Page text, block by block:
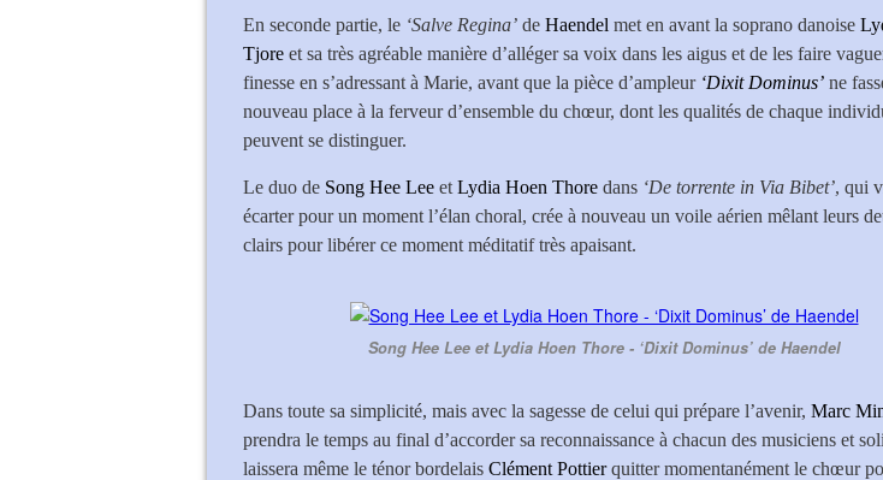
En seconde partie, le ‘Salve Regina’ de Haendel met en avant la soprano danoise
Tjore et sa très agréable manière d’alléger sa voix dans les aigus et de les faire
finesse en s’adressant à Marie, avant que la pièce d’ampleur ‘Dixit Dominus’ ne
nouveau place à la ferveur d’ensemble du chœur, dont les qualités de chaque
peuvent se distinguer.
Le duo de Song Hee Lee et Lydia Hoen Thore dans ‘De torrente in Via Bibet’, qui
écarter pour un moment l’élan choral, crée à nouveau un voile aérien mêlant leurs
clairs pour libérer ce moment méditatif très apaisant.
Song Hee Lee et Lydia Hoen Thore - ‘Dixit Dominus’ de Haendel
Dans toute sa simplicité, mais avec la sagesse de celui qui prépare l’avenir, Marc
prendra le temps au final d’accorder sa reconnaissance à chacun des musiciens et
laissera même le ténor bordelais Clément Pottierquitter momentanément le chœur